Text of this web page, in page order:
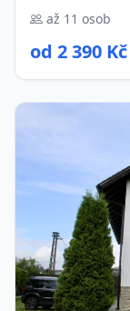
až 11 osob
od 2 390 Kč